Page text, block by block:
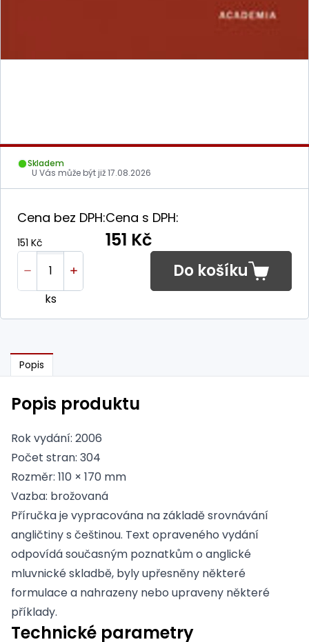
Skladem
U Vás může být již17.08.2026
Cena bez DPH:
151 Kč
Cena s DPH:
151 Kč
ks
Do košíku
Popis
Popis produktu
Rok vydání: 2006
Počet stran: 304
Rozměr: 110 × 170 mm
Vazba: brožovaná
Příručka je vypracována na základě srovnávání
angličtiny s češtinou. Text opraveného vydání
odpovídá současným poznatkům o anglické
mluvnické skladbě, byly upřesněny některé
formulace a nahrazeny nebo upraveny některé
příklady.
Technické parametry